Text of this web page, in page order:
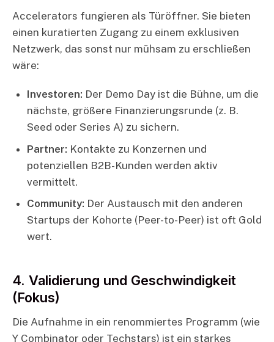
Accelerators fungieren als Türöffner. Sie bieten
einen kuratierten Zugang zu einem exklusiven
Netzwerk, das sonst nur mühsam zu erschließen
wäre:
Investoren: Der Demo Day ist die Bühne, um die
nächste, größere Finanzierungsrunde (z. B.
Seed oder Series A) zu sichern.
Partner: Kontakte zu Konzernen und
potenziellen B2B-Kunden werden aktiv
vermittelt.
Community: Der Austausch mit den anderen
Startups der Kohorte (Peer-to-Peer) ist oft Gold
wert.
4. Validierung und Geschwindigkeit
(Fokus)
Die Aufnahme in ein renommiertes Programm (wie
Y Combinator oder Techstars) ist ein starkes